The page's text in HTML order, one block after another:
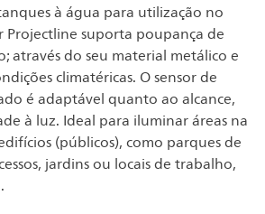
à água para utilização no
suporta poupança de
através do seu material metálico e
climatéricas. O sensor de
é adaptável quanto ao alcance,
à luz. Ideal para iluminar áreas na
(públicos), como parques de
jardins ou locais de trabalho,